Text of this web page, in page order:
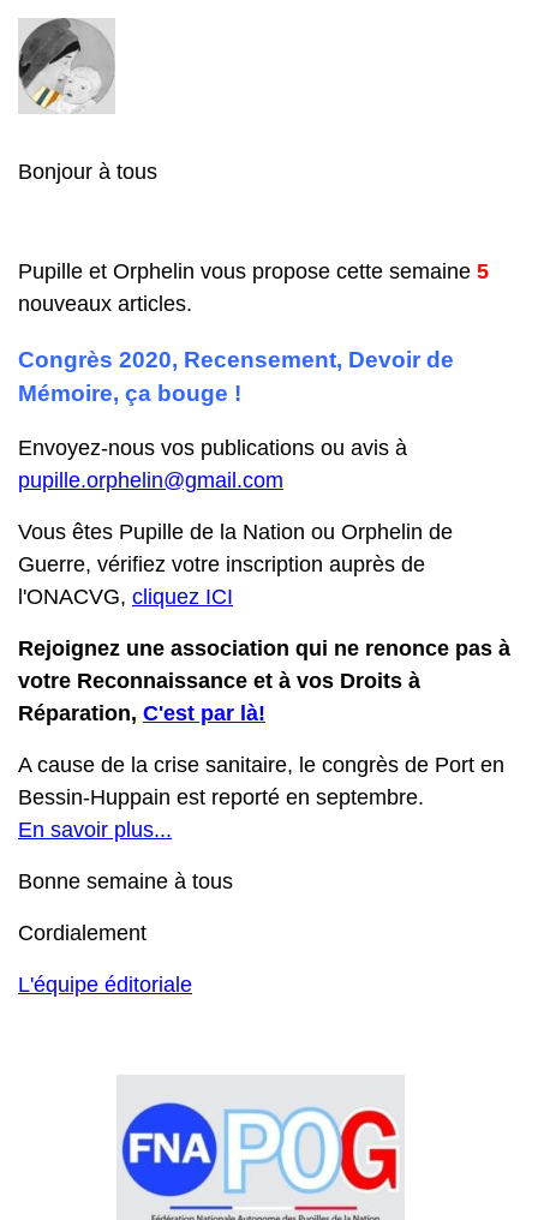
Bonjour à tous
Pupille et Orphelin vous propose cette semaine 5
nouveaux articles.
Congrès 2020, Recensement, Devoir de
Mémoire, ça bouge !
Envoyez-nous vos publications ou avis à
pupille.orphelin@gmail.com
Vous êtes Pupille de la Nation ou Orphelin de
Guerre, vérifiez votre inscription auprès de
l'ONACVG, cliquez ICI
Rejoignez une association qui ne renonce pas à
votre Reconnaissance et à vos Droits à
Réparation, C'est par là!
A cause de la crise sanitaire, le congrès de Port en
Bessin-Huppain est reporté en septembre.
En savoir plus...
Bonne semaine à tous
Cordialement
L'équipe éditoriale